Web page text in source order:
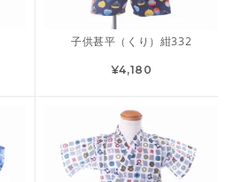
子供甚平（くり）紺332
¥4,180